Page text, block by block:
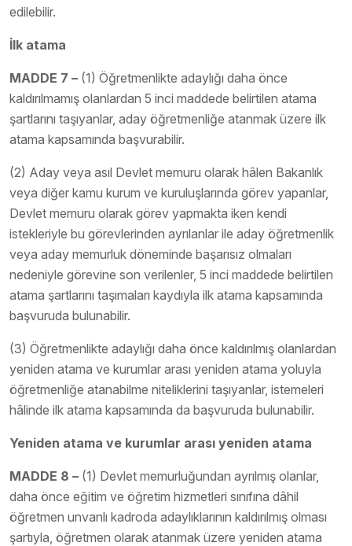
edilebilir.
İlk atama
MADDE 7 – (1) Öğretmenlikte adaylığı daha önce
kaldırılmamış olanlardan 5 inci maddede belirtilen atama
şartlarını taşıyanlar, aday öğretmenliğe atanmak üzere ilk
atama kapsamında başvurabilir.
(2) Aday veya asıl Devlet memuru olarak hâlen Bakanlık
veya diğer kamu kurum ve kuruluşlarında görev yapanlar,
Devlet memuru olarak görev yapmakta iken kendi
istekleriyle bu görevlerinden ayrılanlar ile aday öğretmenlik
veya aday memurluk döneminde başarısız olmaları
nedeniyle görevine son verilenler, 5 inci maddede belirtilen
atama şartlarını taşımaları kaydıyla ilk atama kapsamında
başvuruda bulunabilir.
(3) Öğretmenlikte adaylığı daha önce kaldırılmış olanlardan
yeniden atama ve kurumlar arası yeniden atama yoluyla
öğretmenliğe atanabilme niteliklerini taşıyanlar, istemeleri
hâlinde ilk atama kapsamında da başvuruda bulunabilir.
Yeniden atama ve kurumlar arası yeniden atama
MADDE 8 – (1) Devlet memurluğundan ayrılmış olanlar,
daha önce eğitim ve öğretim hizmetleri sınıfına dâhil
öğretmen unvanlı kadroda adaylıklarının kaldırılmış olması
şartıyla, öğretmen olarak atanmak üzere yeniden atama